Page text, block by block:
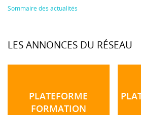
Sommaire des actualités
LES ANNONCES DU RÉSEAU
PLATEFORME
FORMATION